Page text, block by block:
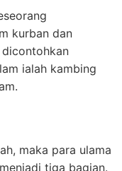
kurban dan
ialah kambing
maka para ulama
tiga bagian.